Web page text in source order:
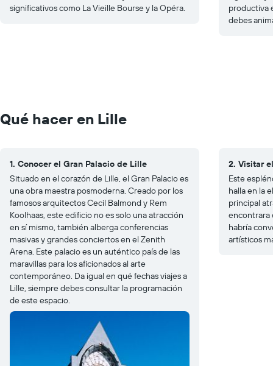
significativos como La Vieille Bourse y la Opéra.
productiva
debes
Qué hacer en Lille
1. Conocer el Gran Palacio de Lille
Situado en el corazón de Lille, el Gran Palacio es
una obra maestra posmoderna. Creado por los
famosos arquitectos Cecil Balmond y Rem
Koolhaas, este edificio no es solo una atracción
en sí mismo, también alberga conferencias
masivas y grandes conciertos en el Zenith
Arena. Este palacio es un auténtico país de las
maravillas para los aficionados al arte
contemporáneo. Da igual en qué fechas viajes a
Lille, siempre debes consultar la programación
de este espacio.
2. Visitar
Este
halla en la
principal
encontrara
habría
artísticos